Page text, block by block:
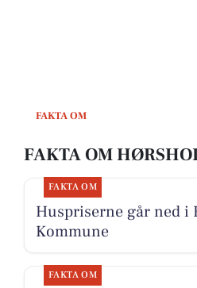
FAKTA OM
FAKTA OM
FAKTA OM
Huspriserne går ned i
Kommune
FAKTA OM